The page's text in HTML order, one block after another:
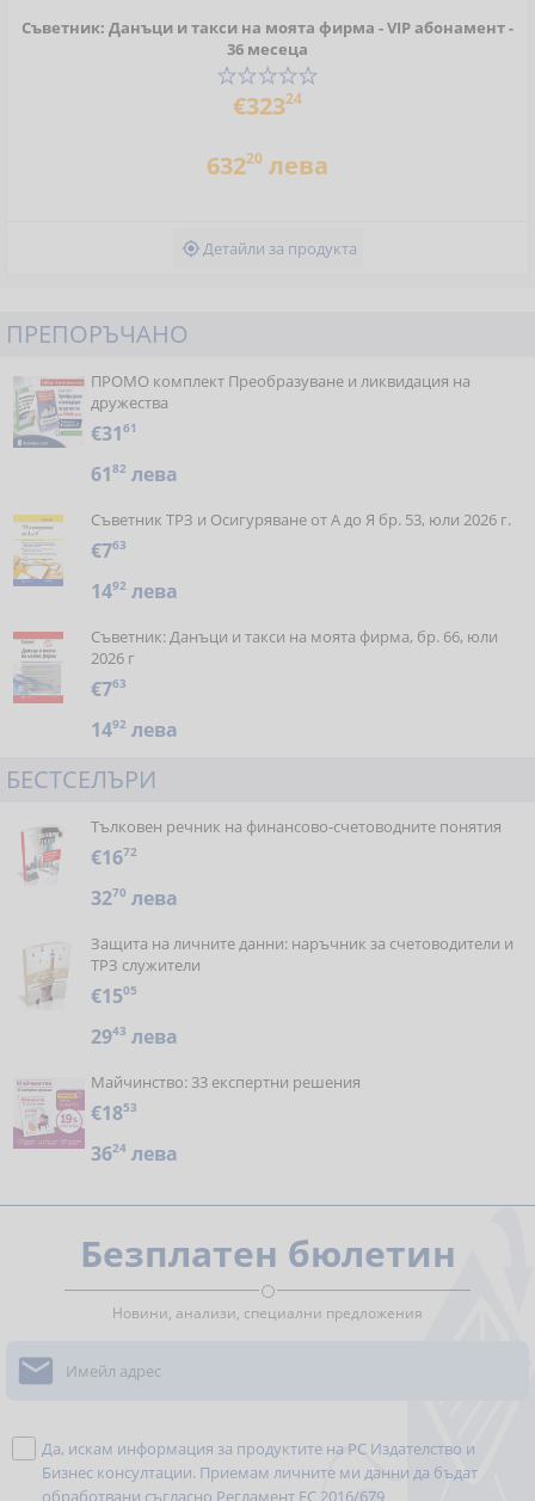
Съветник: Данъци и такси на моята фирма - VIP абонамент -
36 месеца
€32324
63220 лева
Детайли за продукта
ПРЕПОРЪЧАНО
ПРОМО комплект Преобразуване и ликвидация на
дружества
€3161
6182 лева
Съветник ТРЗ и Осигуряване от А до Я бр. 53, юли 2026 г.
€763
1492 лева
Съветник: Данъци и такси на моята фирма, бр. 66, юли
2026 г
€763
1492 лева
БЕСТСЕЛЪРИ
Тълковен речник на финансово-счетоводните понятия
€1672
3270 лева
Защита на личните данни: наръчник за счетоводители и
ТРЗ служители
€1505
2943 лева
Майчинство: 33 експертни решения
€1853
3624 лева
Безплатен бюлетин
Новини, анализи, специални предложения

Да, искам информация за продуктите на РС Издателство и
Бизнес консултации. Приемам личните ми данни да бъдат
обработвани съгласно Регламент ЕС 2016/679